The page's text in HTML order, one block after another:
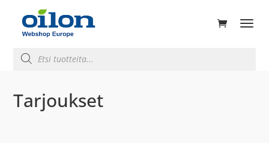
search
Tarjoukset